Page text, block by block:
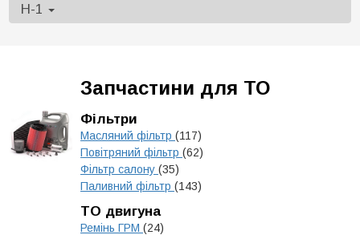
H-1
Запчастини для ТО
Фільтри
Масляний фільтр (117)
Повітряний фільтр (62)
Фільтр салону (35)
Паливний фільтр (143)
ТО двигуна
Ремінь ГРМ (24)